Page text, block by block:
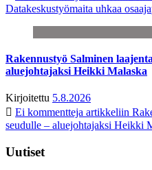
Datakeskustyömaita uhkaa
Rakennustyö Salminen
aluejohtajaksi Heikki Malaska
Kirjoitettu 5.8.2026
Ei kommentteja artikkeliin
seudulle – aluejohtajaksi Heikki
Uutiset